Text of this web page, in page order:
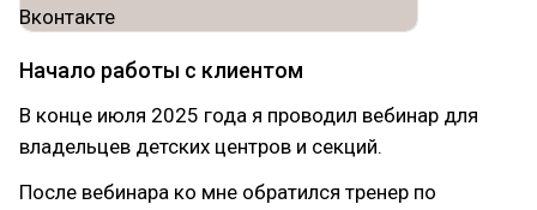
Начало работы с клиентом
В конце июля 2025 года я проводил вебинар для
владельцев детских центров и секций.
После вебинара ко мне обратился тренер по